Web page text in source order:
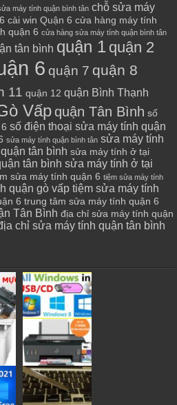
máy tính quận bình tân chỗ sửa máy
cài win Quận 6 cửa hàng máy tính
quận 6 cửa hàng sửa máy tính quận bình tân
tân bình quận 1 quận 2
6 quận 7 quận 8
11 quận 12 quận Bình Thạnh
Vấp quận Tân Bình số
số điện thoại sửa máy tính quận
sửa máy tính quận bình tân sửa máy tính
tân bình sửa máy tính ở tại
tân bình sửa máy tính ở tại
sửa máy tính quận 6 tiệm sửa máy tính
quận gò vấp tiệm sửa máy tính
6 trung tâm sửa máy tính quận 6
Tân Bình địa chỉ sửa máy tính quận
chỉ sửa máy tính quận tân bình